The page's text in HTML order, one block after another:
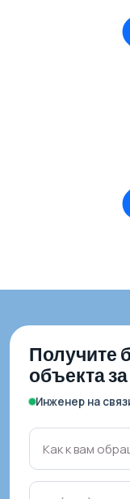
Получите
объекта
Инженер на